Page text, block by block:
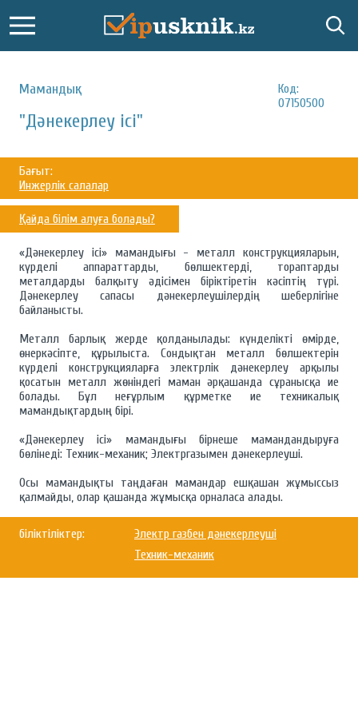
Мамандық:
Код:
07150500
"Дәнекерлеу ісі"
Бағыт:
Инжерлік салалар
Қайда білім алуға болады?
«Дәнекерлеу ісі» мамандығы - металл конструкцияларын,
күрделі аппараттарды, бөлшектерді, тораптарды
металдарды балқыту әдісімен біріктіретін кәсіптің түрі.
Дәнекерлеу сапасы дәнекерлеушілердің шеберлігіне
байланысты.
Металл барлық жерде қолданылады: күнделікті өмірде,
өнеркәсіпте, құрылыста. Сондықтан металл бөлшектерін
күрделі конструкцияларға электрлік дәнекерлеу арқылы
қосатын металл жөніндегі маман әрқашанда сұранысқа ие
болады. Бұл неғұрлым құрметке ие техникалық
мамандықтардың бірі.
«Дәнекерлеу ісі» мамандығы бірнеше мамандандыруға
бөлінеді: Техник-механик; Электргазымен дәнекерлеуші.
Осы мамандықты таңдаған мамандар ешқашан жұмыссыз
қалмайды, олар қашанда жұмысқа орналаса алады.
біліктіліктер:
Электр газбен дәнекерлеуші
Техник-механик